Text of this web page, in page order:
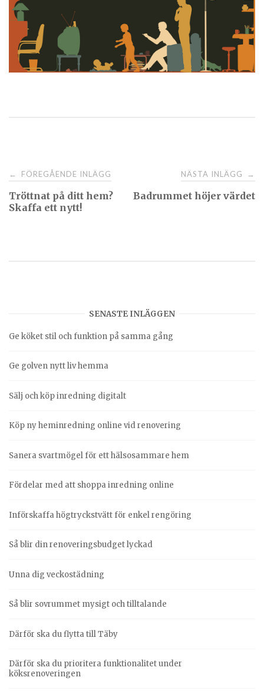
← FÖREGÅENDE INLÄGG
Tröttnat på ditt hem?
Skaffa ett nytt!
NÄSTA INLÄGG →
Badrummet höjer värdet
SENASTE INLÄGGEN
Ge köket stil och funktion på samma gång
Ge golven nytt liv hemma
Sälj och köp inredning digitalt
Köp ny heminredning online vid renovering
Sanera svartmögel för ett hälsosammare hem
Fördelar med att shoppa inredning online
Införskaffa högtryckstvätt för enkel rengöring
Så blir din renoveringsbudget lyckad
Unna dig veckostädning
Så blir sovrummet mysigt och tilltalande
Därför ska du flytta till Täby
Därför ska du prioritera funktionalitet under
köksrenoveringen